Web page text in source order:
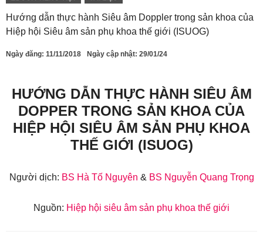
Hướng dẫn thực hành Siêu âm Doppler trong sản khoa của
Hiệp hội Siêu âm sản phụ khoa thế giới (ISUOG)
Ngày đăng: 11/11/2018 Ngày cập nhật: 29/01/24
HƯỚNG DẪN THỰC HÀNH SIÊU ÂM
DOPPER TRONG SẢN KHOA CỦA
HIỆP HỘI SIÊU ÂM SẢN PHỤ KHOA
THẾ GIỚI (ISUOG)
Người dịch: BS Hà Tố Nguyên & BS Nguyễn Quang Trọng
Nguồn: Hiệp hội siêu âm sản phụ khoa thế giới